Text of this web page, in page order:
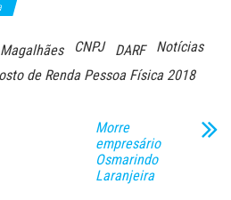
CNPJ DARF
Notícias
de Renda Pessoa Física 2018
Morre
empresário
Osmarindo
Laranjeira